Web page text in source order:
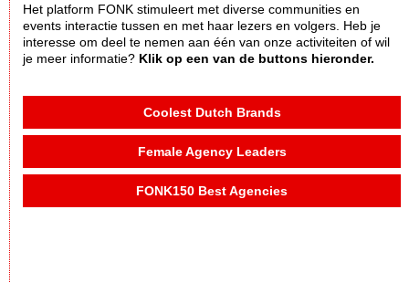
Het platform FONK stimuleert met diverse communities en
events interactie tussen en met haar lezers en volgers. Heb je
interesse om deel te nemen aan één van onze activiteiten of wil
je meer informatie? Klik op een van de buttons hieronder.
Coolest Dutch Brands
Female Agency Leaders
FONK150 Best Agencies